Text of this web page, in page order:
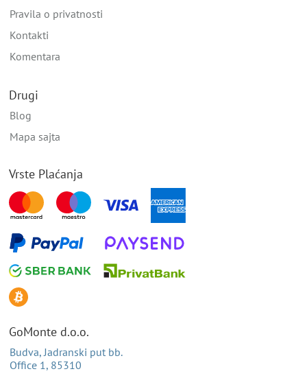
Pravila o privatnosti
Kontakti
Komentara
Drugi
Blog
Mapa sajta
Vrste Plaćanja
GoMonte d.o.o.
Budva, Jadranski put bb.
Office 1, 85310